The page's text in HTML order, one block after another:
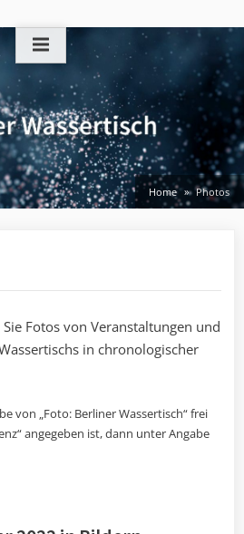
Home Photos
Fotos von Veranstaltungen und
in chronologischer
von „Foto: Berliner Wassertisch“ frei
angegeben ist, dann unter Angabe